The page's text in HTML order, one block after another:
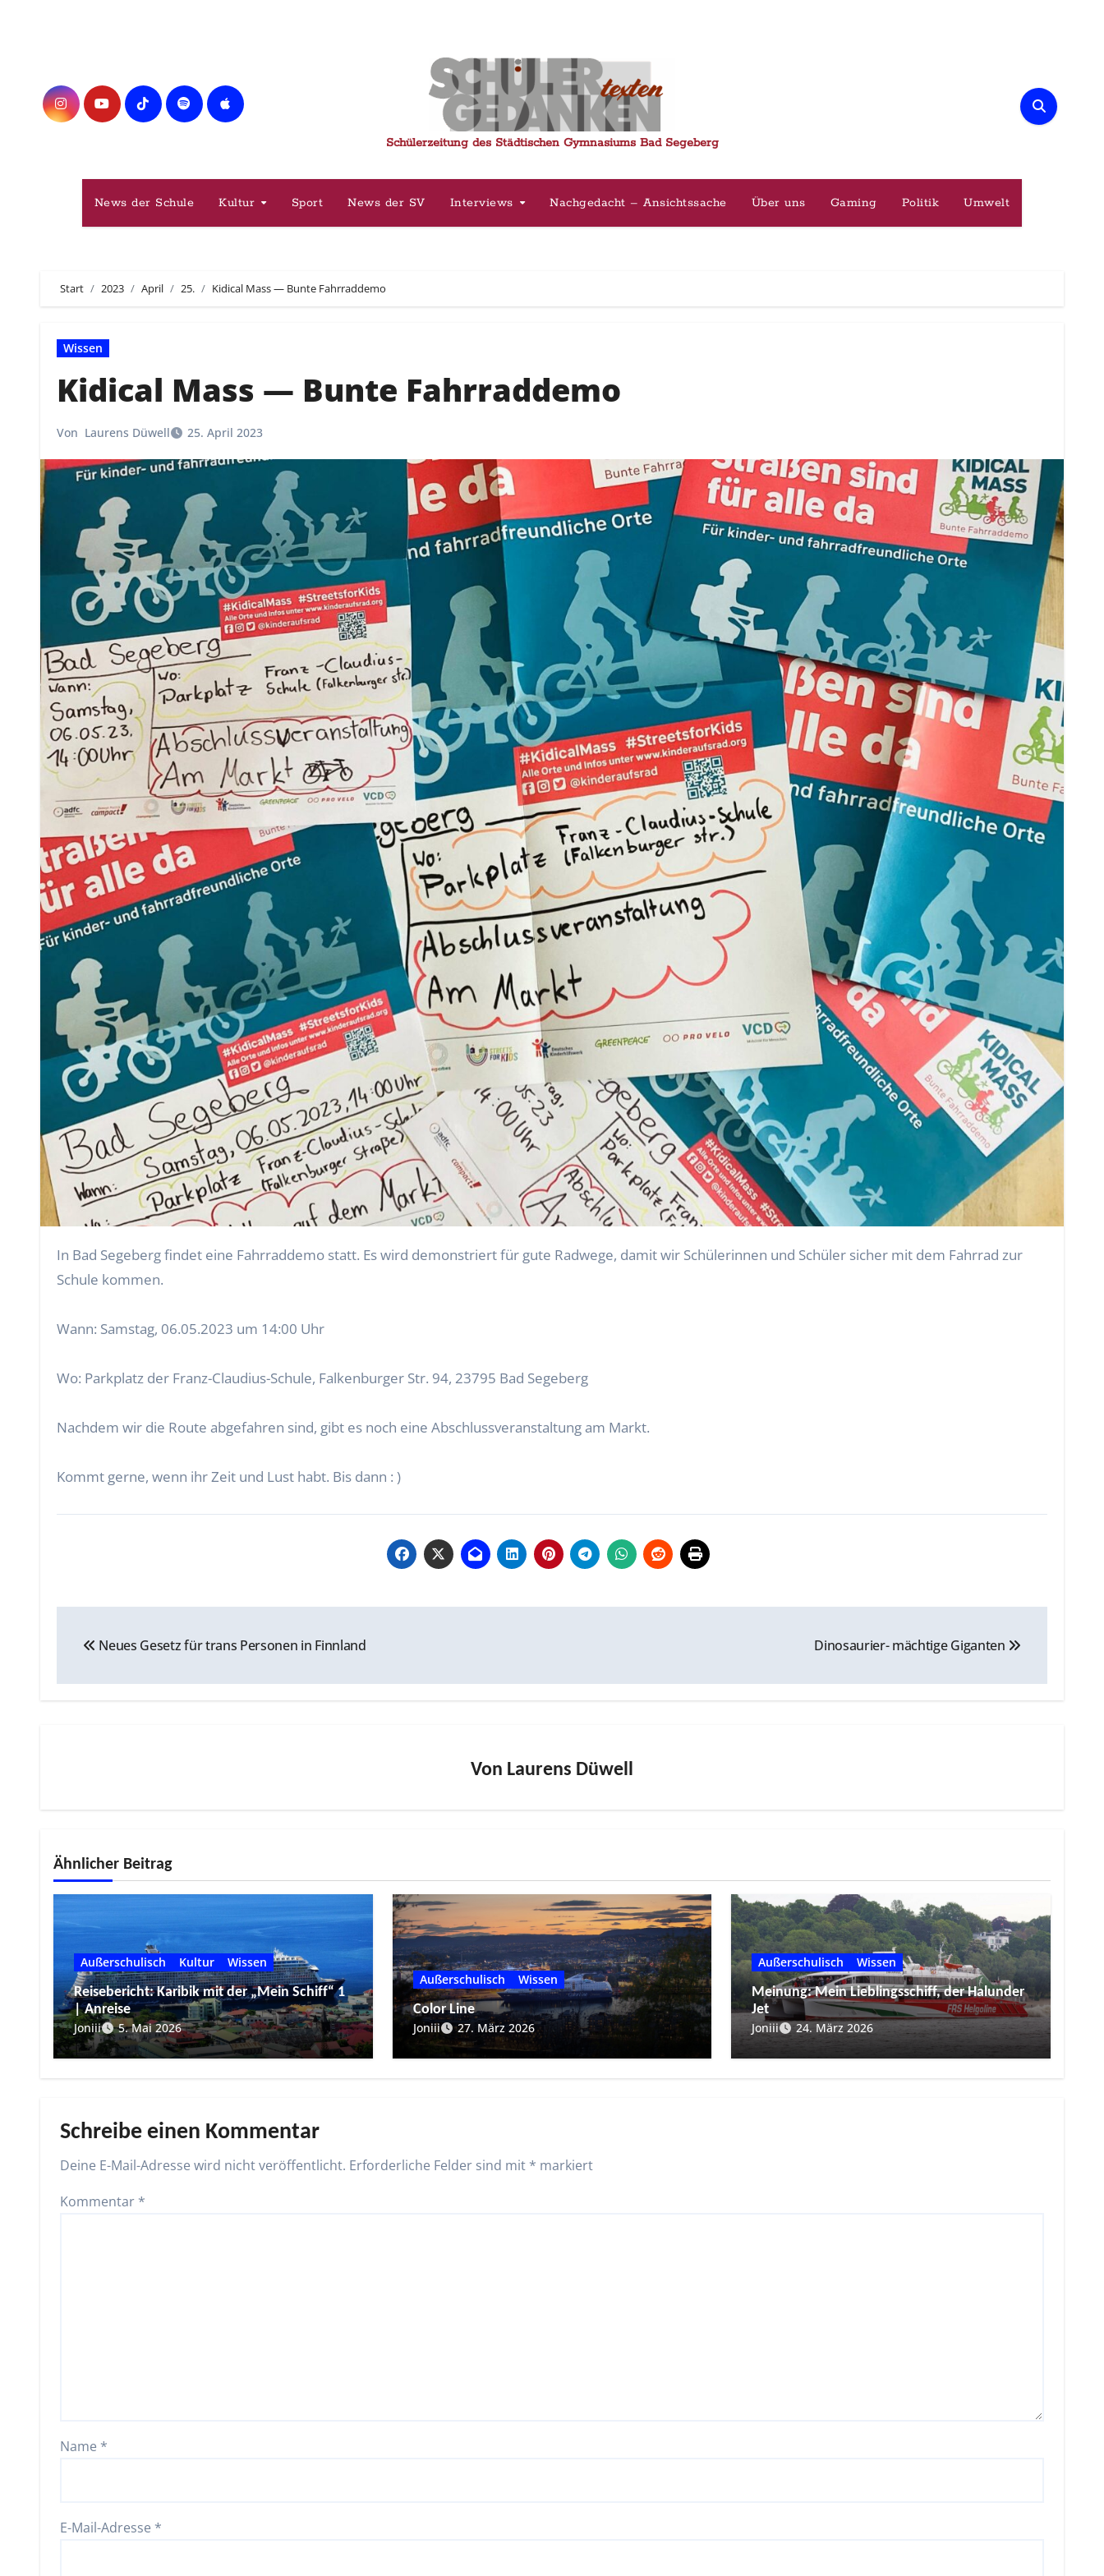
Schülerzeitung des Städtischen Gymnasiums Bad Segeberg
News der Schule Kultur Sport News der SV Interviews Nachgedacht – Ansichtssache Über uns Gaming Politik Umwelt
Start 2023 April 25. Kidical Mass — Bunte Fahrraddemo
Wissen
Kidical Mass — Bunte Fahrraddemo
Von Laurens Düwell 25. April 2023
In Bad Segeberg findet eine Fahrraddemo statt. Es wird demonstriert für gute Radwege, damit wir Schülerinnen und Schüler sicher mit dem Fahrrad zur
Schule kommen.
Wann: Samstag, 06.05.2023 um 14:00 Uhr
Wo: Parkplatz der Franz-Claudius-Schule, Falkenburger Str. 94, 23795 Bad Segeberg
Nachdem wir die Route abgefahren sind, gibt es noch eine Abschlussveranstaltung am Markt.
Kommt gerne, wenn ihr Zeit und Lust habt. Bis dann : )
Neues Gesetz für trans Personen in Finnland Dinosaurier- mächtige Giganten
Von Laurens Düwell
Ähnlicher Beitrag
Außerschulisch Kultur
Wissen
Reisebericht: Karibik mit der „Mein Schiff“ 1
| Anreise
Joniii
5. Mai 2026
Außerschulisch
Wissen
Color Line
Joniii
27. März 2026
Außerschulisch
Wissen
Meinung: Mein Lieblingsschiff, der Halunder
Jet
Joniii
24. März 2026
Schreibe einen Kommentar
Deine E-Mail-Adresse wird nicht veröffentlicht. Erforderliche Felder sind mit * markiert
Kommentar *
Name *
E-Mail-Adresse *